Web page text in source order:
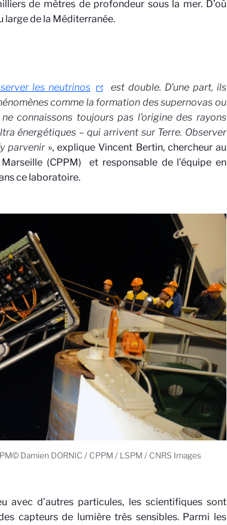
de mètres de profondeur sous la mer. D’où
large de la Méditerranée.
les neutrinos
est double. D’une part, ils
comme la formation des supernovas ou
connaissons toujours pas l’origine des rayons
énergétiques – qui arrivent sur Terre. Observer
parvenir », explique Vincent Bertin, chercheur au
(CPPM)
et responsable de l’équipe en
ce laboratoire.
Damien DORNIC / CPPM / LSPM / CNRS Images
avec d’autres particules, les scientifiques sont
capteurs de lumière très sensibles. Parmi les